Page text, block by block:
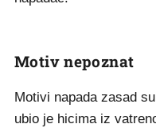
Motiv nepoznat
Motivi napada zasad
ubio je hicima iz